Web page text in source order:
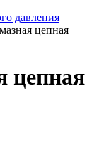
давления
цепная
цепная